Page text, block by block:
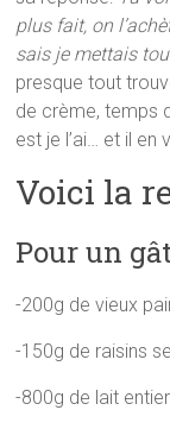
plus fait, on
sais je mettais
presque tout
de crème, temps
est je l’ai… et il en
Voici la
Pour un
-200g de vieux
-150g de raisins
-800g de lait